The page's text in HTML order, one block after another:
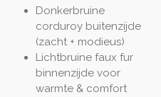
Donkerbruine
corduroy buitenzijde
(zacht + modieus)
Lichtbruine faux fur
binnenzijde voor
warmte & comfort